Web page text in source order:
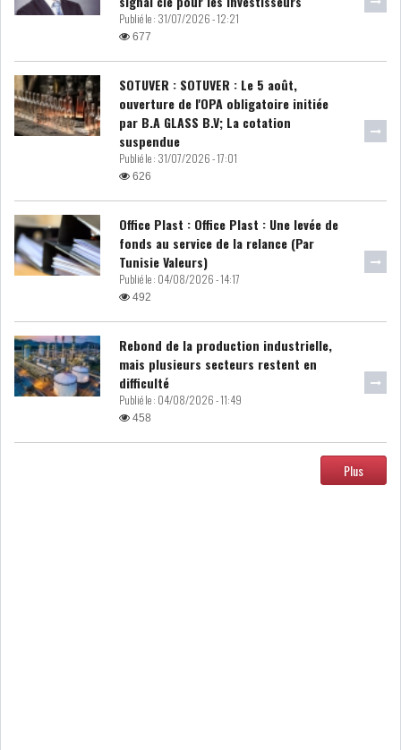
L'INDUS...
SLAH ZOUARI NOMMÉ
MINISTRE DE L'ÉQU...
SARRA ZAAFRANI ZENZRI
NOUVELLE CHEFFE DU...
REMPLACE SIHEM BOUG...
RSS
Publié le : 31/07/2026 - 12:21
677
SOTUVER : SOTUVER : Le 5 août,
ouverture de l'OPA obligatoire initiée
par B.A GLASS B.V; La cotation
suspendue
Publié le : 31/07/2026 - 17:01
626
Office Plast : Office Plast : Une levée de
fonds au service de la relance (Par
Tunisie Valeurs)
Publié le : 04/08/2026 - 14:17
492
Rebond de la production industrielle,
mais plusieurs secteurs restent en
difficulté
Publié le : 04/08/2026 - 11:49
458
Plus